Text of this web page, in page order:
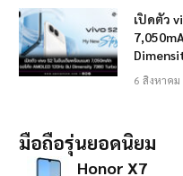
เปิดตัว
6 สิงหาคม
มือถือรุ่นยอดนิยม
Honor X7